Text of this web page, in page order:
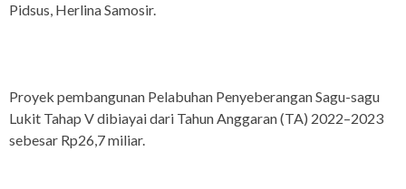
Pidsus, Herlina Samosir.
Proyek pembangunan Pelabuhan Penyeberangan Sagu-sagu
Lukit Tahap V dibiayai dari Tahun Anggaran (TA) 2022–2023
sebesar Rp26,7 miliar.